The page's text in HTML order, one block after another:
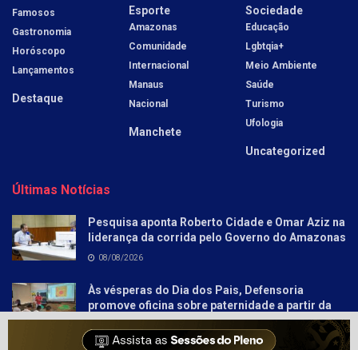
Famosos
Gastronomia
Horóscopo
Lançamentos
Destaque
Esporte
Amazonas
Comunidade
Internacional
Manaus
Nacional
Manchete
Sociedade
Educação
Lgbtqia+
Meio Ambiente
Saúde
Turismo
Ufologia
Uncategorized
Últimas Notícias
Pesquisa aponta Roberto Cidade e Omar Aziz na
liderança da corrida pelo Governo do Amazonas
08/08/2026
Às vésperas do Dia dos Pais, Defensoria
promove oficina sobre paternidade a partir da
literatura para socioeducandos
08/08/2026